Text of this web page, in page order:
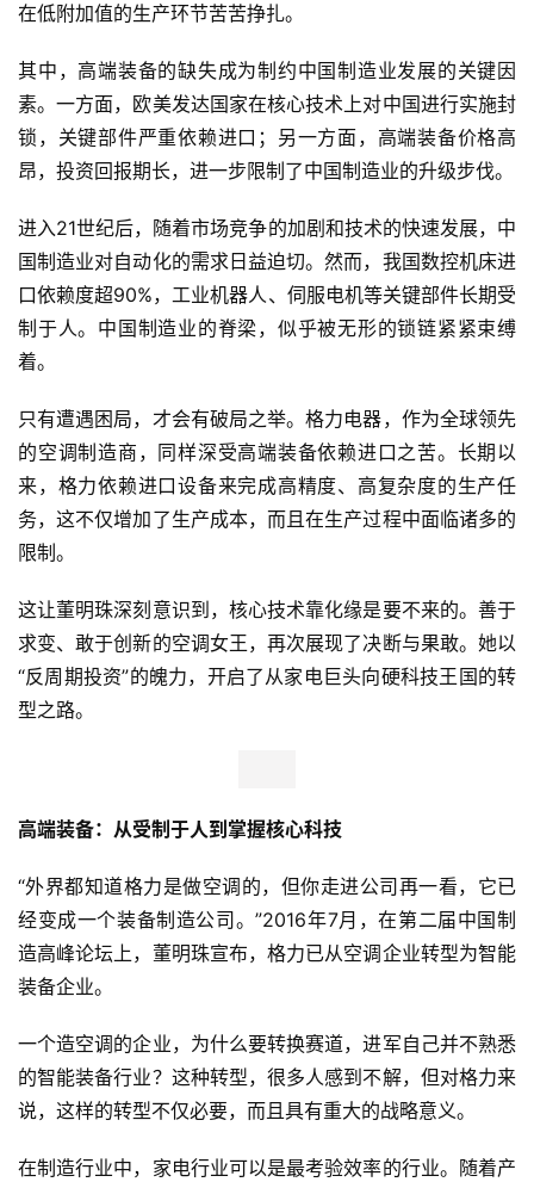
在低附加值的生产环节苦苦挣扎。
其中，高端装备的缺失成为制约中国制造业发展的关键因
素。一方面，欧美发达国家在核心技术上对中国进行实施封
锁，关键部件严重依赖进口；另一方面，高端装备价格高
昂，投资回报期长，进一步限制了中国制造业的升级步伐。
进入21世纪后，随着市场竞争的加剧和技术的快速发展，中
国制造业对自动化的需求日益迫切。然而，我国数控机床进
口依赖度超90%，工业机器人、伺服电机等关键部件长期受
制于人。中国制造业的脊梁，似乎被无形的锁链紧紧束缚
着。
只有遭遇困局，才会有破局之举。格力电器，作为全球领先
的空调制造商，同样深受高端装备依赖进口之苦。长期以
来，格力依赖进口设备来完成高精度、高复杂度的生产任
务，这不仅增加了生产成本，而且在生产过程中面临诸多的
限制。
这让董明珠深刻意识到，核心技术靠化缘是要不来的。善于
求变、敢于创新的空调女王，再次展现了决断与果敢。她以
“反周期投资”的魄力，开启了从家电巨头向硬科技王国的转
型之路。
高端装备：从受制于人到掌握核心科技
“外界都知道格力是做空调的，但你走进公司再一看，它已
经变成一个装备制造公司。”2016年7月，在第二届中国制
造高峰论坛上，董明珠宣布，格力已从空调企业转型为智能
装备企业。
一个造空调的企业，为什么要转换赛道，进军自己并不熟悉
的智能装备行业？这种转型，很多人感到不解，但对格力来
说，这样的转型不仅必要，而且具有重大的战略意义。
在制造行业中，家电行业可以是最考验效率的行业。随着产